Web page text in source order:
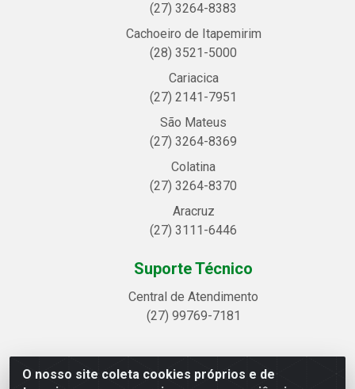
O nosso site coleta cookies próprios e de
(27) 3264-8383
Cachoeiro de Itapemirim
(28) 3521-5000
Cariacica
(27) 2141-7951
São Mateus
(27) 3264-8369
Colatina
(27) 3264-8370
Aracruz
(27) 3111-6446
Suporte Técnico
Central de Atendimento
(27) 99769-7181
Linhavix Distribuidora LTDA - Avenida Alegre, 2521 -